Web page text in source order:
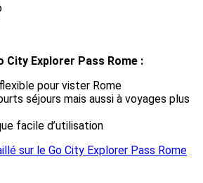
City Explorer Pass Rome :
pour vister Rome
séjours mais aussi à voyages plus
facile d’utilisation
sur le Go City Explorer Pass Rome